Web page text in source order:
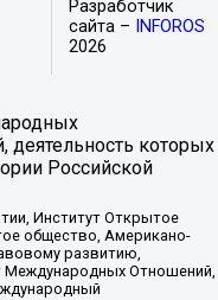
Разработчик
сайта –
INFOROS
2026
деятельность которых
Российской
Институт Открытое
общество, Американо-
развитию,
Международных Отношений,